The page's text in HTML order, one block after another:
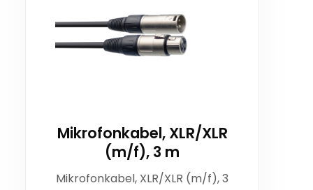
Mikrofonkabel, XLR/XLR
(m/f), 3 m
Mikrofonkabel, XLR/XLR (m/f), 3